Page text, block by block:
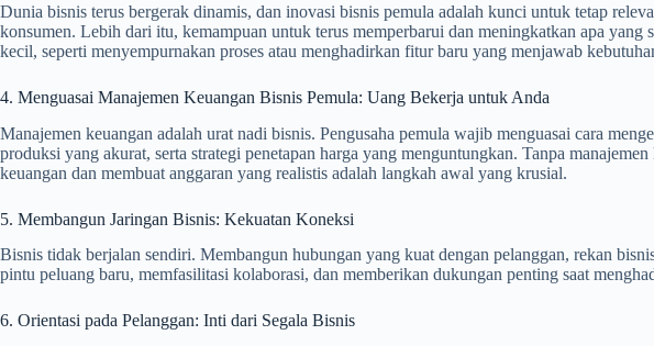
Dunia bisnis terus bergerak dinamis, dan inovasi bisnis pemula adalah kunci untuk tetap
konsumen. Lebih dari itu, kemampuan untuk terus memperbarui dan meningkatkan apa
kecil, seperti menyempurnakan proses atau menghadirkan fitur baru yang menjawab
4. Menguasai Manajemen Keuangan Bisnis Pemula: Uang Bekerja untuk Anda
Manajemen keuangan adalah urat nadi bisnis. Pengusaha pemula wajib menguasai cara
produksi yang akurat, serta strategi penetapan harga yang menguntungkan. Tanpa
keuangan dan membuat anggaran yang realistis adalah langkah awal yang krusial.
5. Membangun Jaringan Bisnis: Kekuatan Koneksi
Bisnis tidak berjalan sendiri. Membangun hubungan yang kuat dengan pelanggan, rekan
pintu peluang baru, memfasilitasi kolaborasi, dan memberikan dukungan penting saat
6. Orientasi pada Pelanggan: Inti dari Segala Bisnis